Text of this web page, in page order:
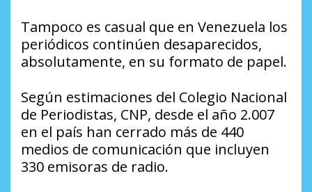
Tampoco es casual que en Venezuela los
periódicos continúen desaparecidos,
absolutamente, en su formato de papel.
Según estimaciones del Colegio Nacional
de Periodistas, CNP, desde el año 2.007
en el país han cerrado más de 440
medios de comunicación que incluyen
330 emisoras de radio.